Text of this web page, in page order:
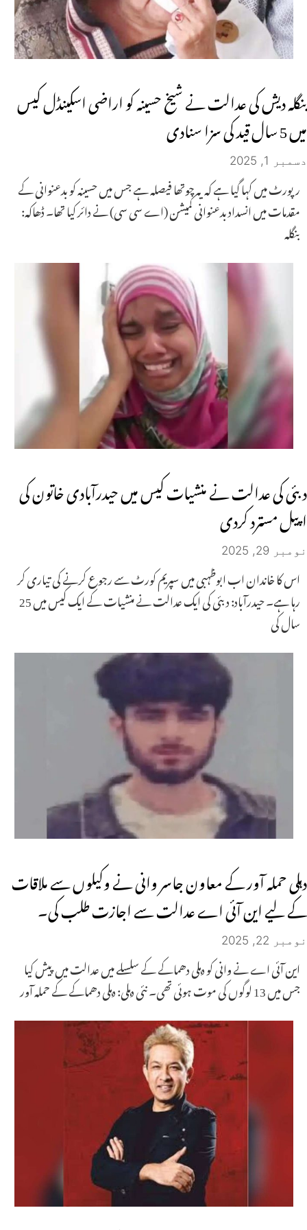
بنگلہ دیش کی عدالت نے شیخ حسینہ کو اراضی اسکینڈل کیس
میں 5 سال قید کی سزا سنادی
دسمبر 1, 2025
رپورٹ میں کہا گیا ہے کہ یہ چوتھا فیصلہ ہے جس میں حسینہ کو بدعنوانی کے
مقدمات میں انسداد بدعنوانی کمیشن (اے سی سی) نے دائر کیا تھا۔ ڈھاکہ:
بنگلہ
دبئی کی عدالت نے منشیات کیس میں حیدرآبادی خاتون کی
اپیل مسترد کردی
نومبر 29, 2025
اس کا خاندان اب ابوظہبی میں سپریم کورٹ سے رجوع کرنے کی تیاری کر
رہا ہے۔ حیدرآباد: دبئی کی ایک عدالت نے منشیات کے ایک کیس میں 25
سال کی
دہلی حملہ آور کے معاون جاسر وانی نے وکیلوں سے ملاقات
کے لیے این آئی اے عدالت سے اجازت طلب کی۔
نومبر 22, 2025
این آئی اے نے وانی کو دہلی دھماکے کے سلسلے میں عدالت میں پیش کیا
جس میں 13 لوگوں کی موت ہوئی تھی۔ نئی دہلی: دہلی دھماکے کے حملہ آور